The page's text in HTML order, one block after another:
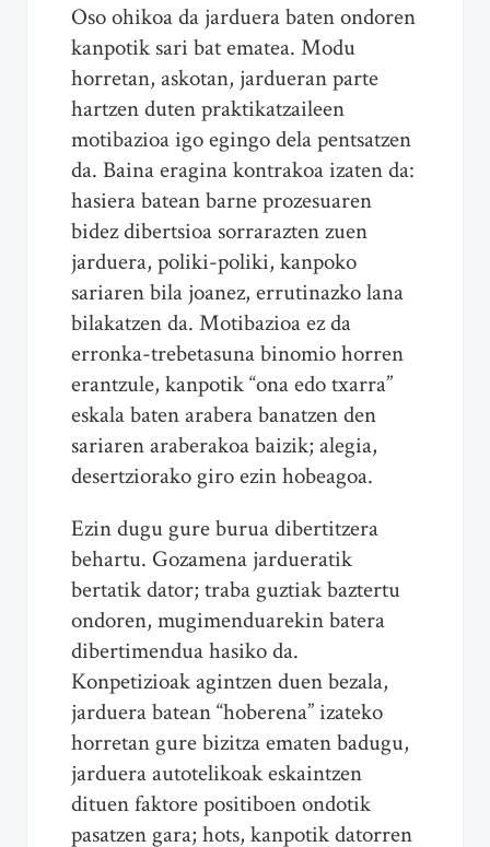
Oso ohikoa da jarduera baten ondoren
kanpotik sari bat ematea. Modu
horretan, askotan, jardueran parte
hartzen duten praktikatzaileen
motibazioa igo egingo dela pentsatzen
da. Baina eragina kontrakoa izaten da:
hasiera batean barne prozesuaren
bidez dibertsioa sorrarazten zuen
jarduera, poliki-poliki, kanpoko
sariaren bila joanez, errutinazko lana
bilakatzen da. Motibazioa ez da
erronka-trebetasuna binomio horren
erantzule, kanpotik “ona edo txarra”
eskala baten arabera banatzen den
sariaren araberakoa baizik; alegia,
desertziorako giro ezin hobeagoa.
Ezin dugu gure burua dibertitzera
behartu. Gozamena jardueratik
bertatik dator; traba guztiak baztertu
ondoren, mugimenduarekin batera
dibertimendua hasiko da.
Konpetizioak agintzen duen bezala,
jarduera batean “hoberena” izateko
horretan gure bizitza ematen badugu,
jarduera autotelikoak eskaintzen
dituen faktore positiboen ondotik
pasatzen gara; hots, kanpotik datorren